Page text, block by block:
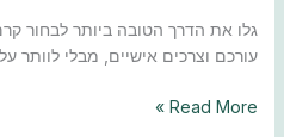
גלו את הדרך הטובה ביותר לבחור
עורכם וצרכים אישיים, מבלי לוותר
Read More »